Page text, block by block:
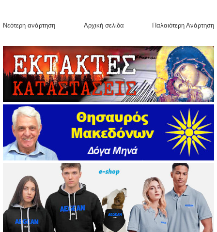
Νεότερη ανάρτηση Παλαιότερη Ανάρτηση
Αρχική σελίδα